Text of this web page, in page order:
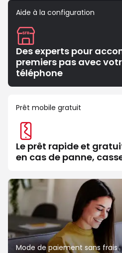
Aide à la configuration
Des experts pour
premiers pas avec
téléphone
Prêt mobile gratuit
Le prêt rapide et
en cas de panne,
Mode de paiement sans frais